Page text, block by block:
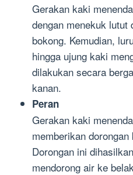
Gerakan kaki
dengan menekuk
bokong. Kemudian,
hingga ujung kaki
dilakukan secara
kanan.
Peran
Gerakan kaki
memberikan
Dorongan ini
mendorong air ke